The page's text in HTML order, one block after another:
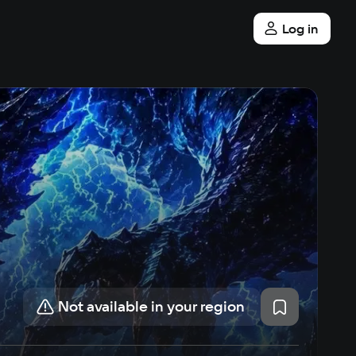
Log in
Not available in your region